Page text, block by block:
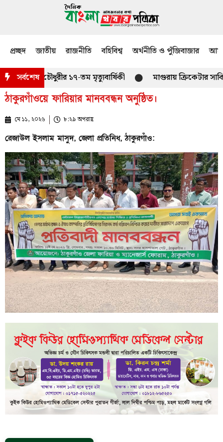
প্রচ্ছদ জাতীয় রাজনীতি বহিবিশ্ব অর্থনীতি ও পুঁজিবাজার
সর্বশেষ
চৌধুরীর ১৭-তম মৃত্যুবার্ষিকী মাগুরায় ক্রিকেটার সাকিবের
ঠাকুরগাঁওয়ে ফারিয়ার মানববন্ধন অনুষ্ঠিত।
মে ১১, ২০২৬ ৮:২৯ অপরাহ্ণ
রেজাউল ইসলাম মাসুদ, জেলা প্রতিনিধ, ঠাকুরগাঁও: